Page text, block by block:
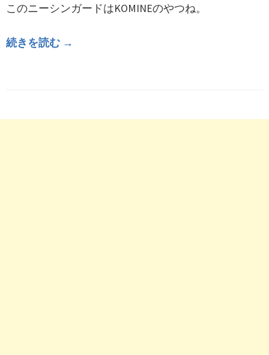
このニーシンガードはKOMINEのやつね。
続きを読む →